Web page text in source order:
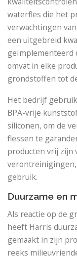
waterfles die het
verwachtingen
een uitgebreid
geïmplementeerd
omvat in elke
grondstoffen tot
Het bedrijf
BPA-vrije
siliconen, om de
flessen te
producten vrij zijn
verontreinigingen,
gebruik.
Duurzame en
Als reactie op de
heeft Harris
gemaakt in zijn
reeks